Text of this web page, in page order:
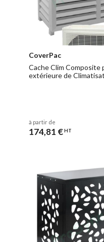
CoverPac
Cache Clim Composite
extérieure de
à partir de
174,81 €HT